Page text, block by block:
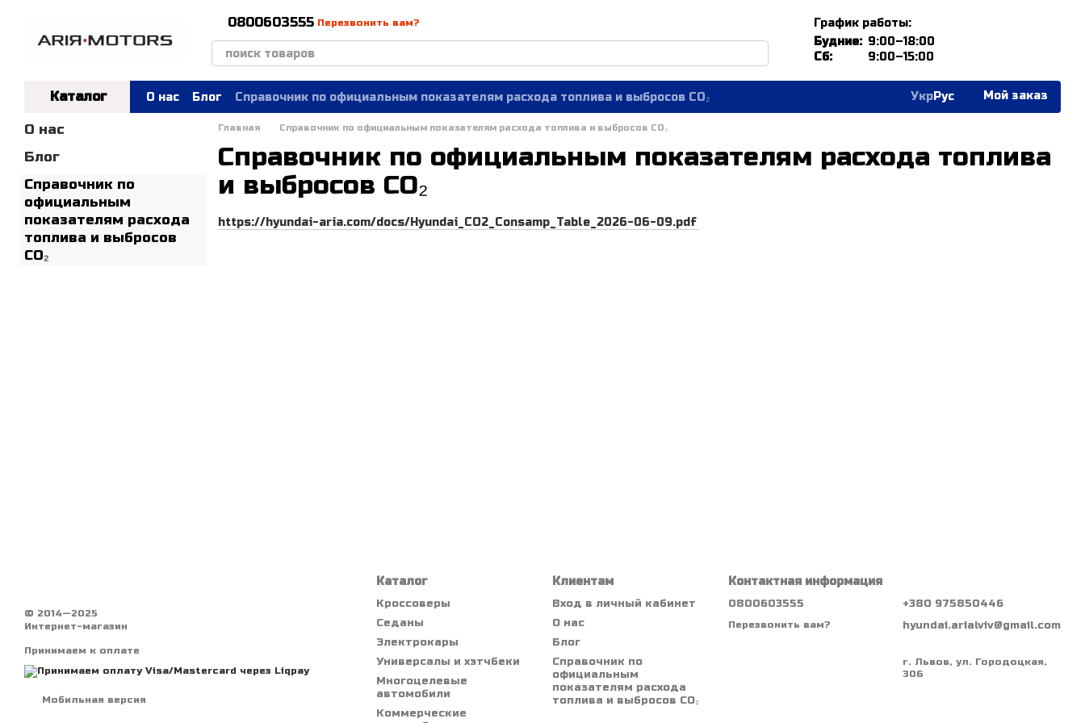
0800603555 Перезвонить вам?
График работы:
Будние: 9:00–18:00
Сб:
9:00–15:00
Каталог О нас Блог Справочник по официальным показателям расхода топлива и выбросов CO₂ УкрРус Мой заказ
Главная Справочник по официальным показателям расхода топлива и выбросов CO₂
Справочник по официальным показателям расхода топлива
и выбросов CO₂
https://hyundai-aria.com/docs/Hyundai_CO2_Consamp_Table_2026-06-09.pdf
О нас
Блог
Справочник по
официальным
показателям расхода
топлива и выбросов
CO₂
© 2014—2025
Интернет-магазин
Принимаем к оплате
Мобильная версия
Каталог
Кроссоверы
Седаны
Электрокары
Универсалы и хэтчбеки
Многоцелевые
автомобили
Коммерческие
Клиентам
Вход в личный кабинет
О нас
Блог
Справочник по
официальным
показателям расхода
топлива и выбросов CO₂
Контактная информация
0800603555
Перезвонить вам?
+380 975850446
hyundai.arialviv@gmail.com
г. Львов, ул. Городоцкая,
306